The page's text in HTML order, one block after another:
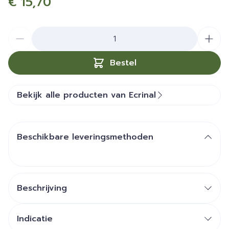
Bestel
Bekijk alle producten van Ecrinal
Beschikbare leveringsmethoden
Beschrijving
Indicatie